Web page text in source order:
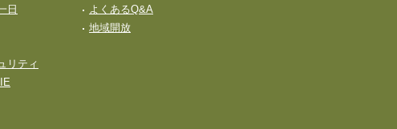
日
リティ
よくあるQ&A
地域開放